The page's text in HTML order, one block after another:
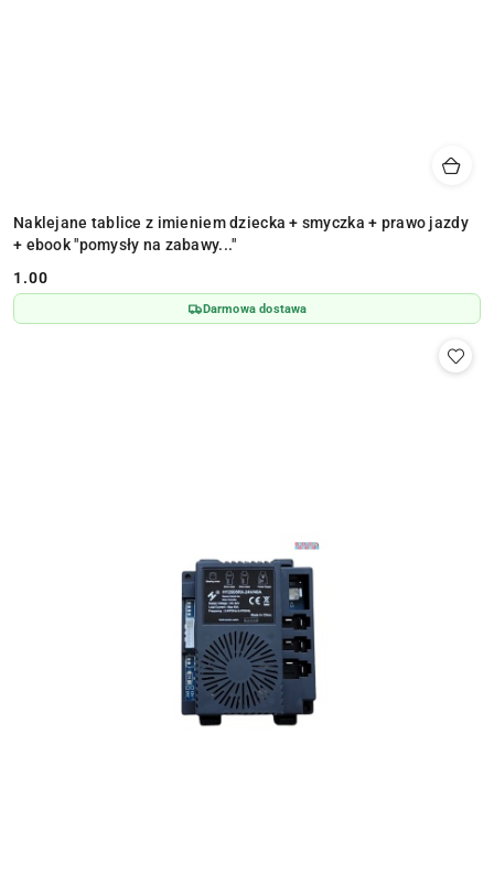
Naklejane tablice z imieniem dziecka + smyczka + prawo jazdy
+ ebook "pomysły na zabawy..."
Cena:
1.00
Darmowa dostawa